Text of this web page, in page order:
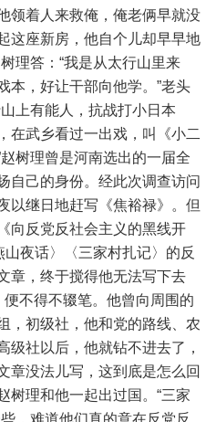
领着人来救俺，俺老俩早就没
这座新房，他自个儿却早早地
理答：“我是从太行山里来
本，好让干部向他学。”老头
上有能人，抗战打小日本
在武乡看过一出戏，叫《小二
树理曾是河南选出的一届全
自己的身份。经此次调查访问
以继日地赶写《焦裕禄》。但
向反党反社会主义的黑线开
夜话〉〈三家村扎记〉的反
章，终于搅得他无法写下去
不得不辍笔。他曾向周围的
，初级社，他和党的路线、农
级社以后，他就钻不进去了，
章没法儿写，这到底是怎么回
树理和他一起出过国。“三家
，难道他们真的意在反党反